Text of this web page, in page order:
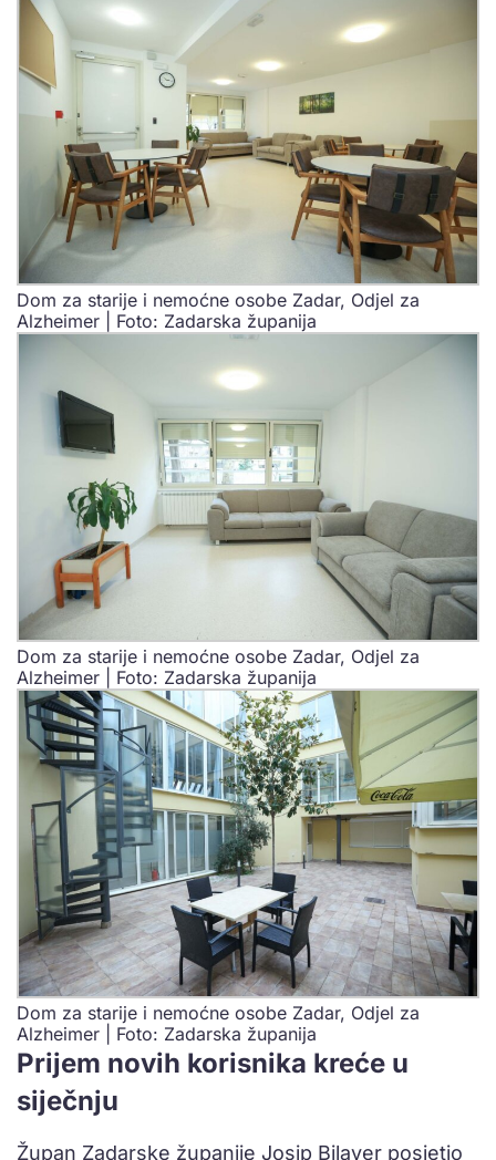
Dom za starije i nemoćne osobe Zadar, Odjel za
Alzheimer | Foto: Zadarska županija
Dom za starije i nemoćne osobe Zadar, Odjel za
Alzheimer | Foto: Zadarska županija
Dom za starije i nemoćne osobe Zadar, Odjel za
Alzheimer | Foto: Zadarska županija
Prijem novih korisnika kreće u
siječnju
Župan Zadarske županije Josip Bilaver posjetio